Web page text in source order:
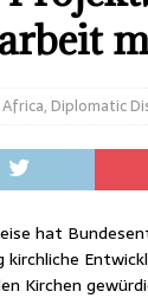
Africa, Diplomatic
hat
Kirchen